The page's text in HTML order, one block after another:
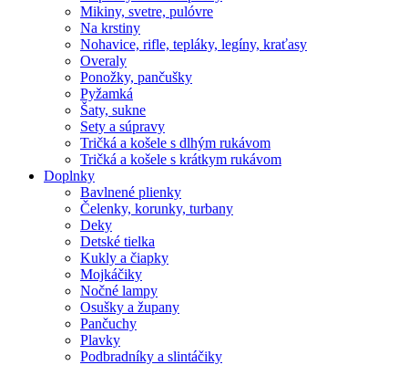
Mikiny, svetre, pulóvre
Na krstiny
Nohavice, rifle, tepláky, legíny, kraťasy
Overaly
Ponožky, pančušky
Pyžamká
Šaty, sukne
Sety a súpravy
Tričká a košele s dlhým rukávom
Tričká a košele s krátkym rukávom
Doplnky
Bavlnené plienky
Čelenky, korunky, turbany
Deky
Detské tielka
Kukly a čiapky
Mojkáčiky
Nočné lampy
Osušky a župany
Pančuchy
Plavky
Podbradníky a slintáčiky